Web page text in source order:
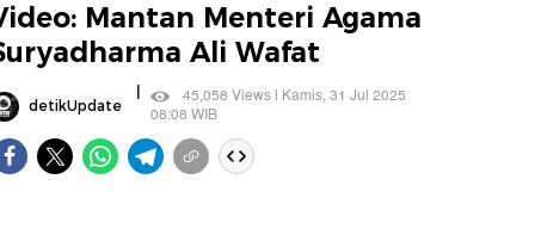
Mantan Menteri Agama
Ali Wafat
detikUpdate |
45,058 Views | Kamis, 31 Jul 2025
08:08 WIB